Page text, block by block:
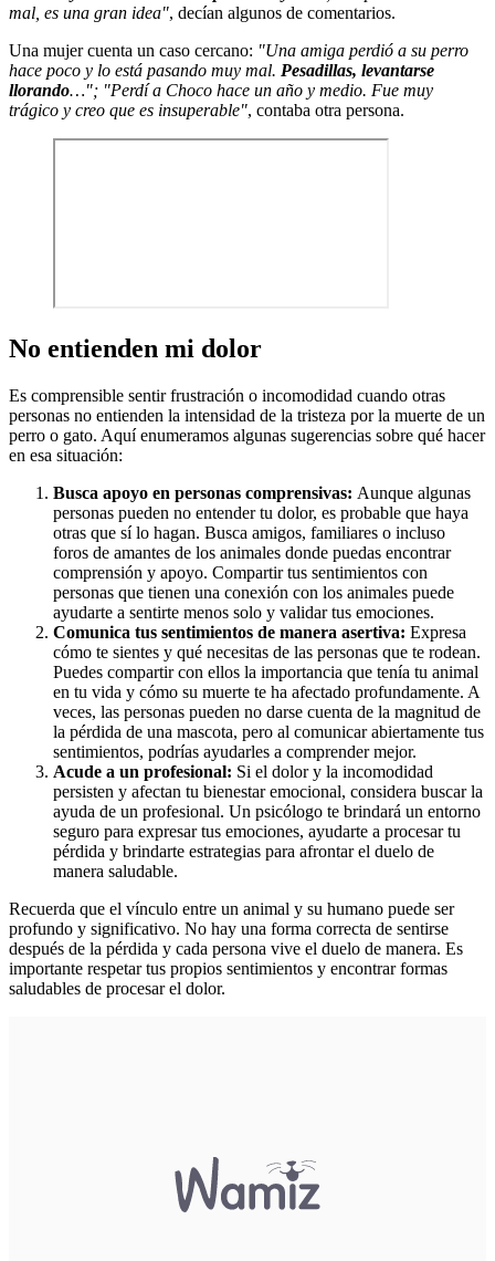
mal, es una gran idea", decían algunos de comentarios.
Una mujer cuenta un caso cercano: "Una amiga perdió a su perro
hace poco y lo está pasando muy mal. Pesadillas, levantarse
llorando…"; "Perdí a Choco hace un año y medio. Fue muy
trágico y creo que es insuperable", contaba otra persona.
No entienden mi dolor
Es comprensible sentir frustración o incomodidad cuando otras
personas no entienden la intensidad de la tristeza por la muerte de un
perro o gato. Aquí enumeramos algunas sugerencias sobre qué hacer
en esa situación:
Busca apoyo en personas comprensivas: Aunque algunas
personas pueden no entender tu dolor, es probable que haya
otras que sí lo hagan. Busca amigos, familiares o incluso
foros de amantes de los animales donde puedas encontrar
comprensión y apoyo. Compartir tus sentimientos con
personas que tienen una conexión con los animales puede
ayudarte a sentirte menos solo y validar tus emociones.
Comunica tus sentimientos de manera asertiva: Expresa
cómo te sientes y qué necesitas de las personas que te rodean.
Puedes compartir con ellos la importancia que tenía tu animal
en tu vida y cómo su muerte te ha afectado profundamente. A
veces, las personas pueden no darse cuenta de la magnitud de
la pérdida de una mascota, pero al comunicar abiertamente tus
sentimientos, podrías ayudarles a comprender mejor.
Acude a un profesional: Si el dolor y la incomodidad
persisten y afectan tu bienestar emocional, considera buscar la
ayuda de un profesional. Un psicólogo te brindará un entorno
seguro para expresar tus emociones, ayudarte a procesar tu
pérdida y brindarte estrategias para afrontar el duelo de
manera saludable.
Recuerda que el vínculo entre un animal y su humano puede ser
profundo y significativo. No hay una forma correcta de sentirse
después de la pérdida y cada persona vive el duelo de manera. Es
importante respetar tus propios sentimientos y encontrar formas
saludables de procesar el dolor.